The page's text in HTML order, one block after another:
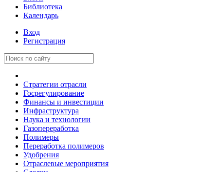
Библиотека
Календарь
Вход
Регистрация
Стратегии отрасли
Госрегулирование
Финансы и инвестиции
Инфраструктура
Наука и технологии
Газопереработка
Полимеры
Переработка полимеров
Удобрения
Отраслевые мероприятия